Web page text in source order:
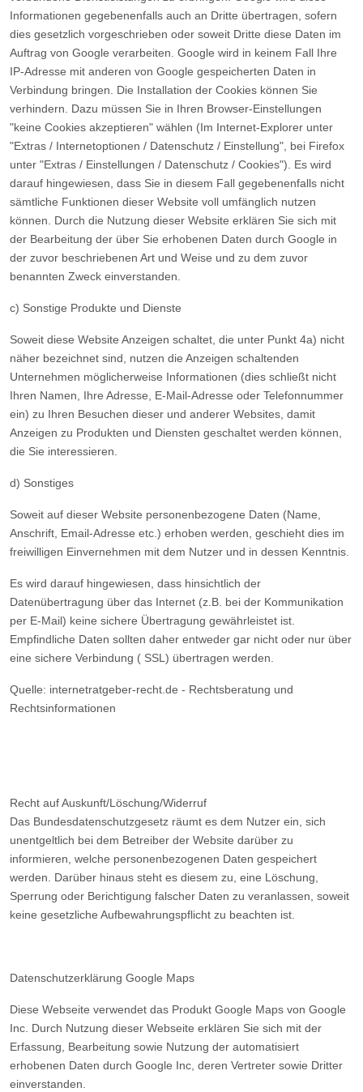
Informationen gegebenenfalls auch an Dritte übertragen, sofern
dies gesetzlich vorgeschrieben oder soweit Dritte diese Daten im
Auftrag von Google verarbeiten. Google wird in keinem Fall Ihre
IP-Adresse mit anderen von Google gespeicherten Daten in
Verbindung bringen. Die Installation der Cookies können Sie
verhindern. Dazu müssen Sie in Ihren Browser-Einstellungen
"keine Cookies akzeptieren" wählen (Im Internet-Explorer unter
"Extras / Internetoptionen / Datenschutz / Einstellung", bei Firefox
unter "Extras / Einstellungen / Datenschutz / Cookies"). Es wird
darauf hingewiesen, dass Sie in diesem Fall gegebenenfalls nicht
sämtliche Funktionen dieser Website voll umfänglich nutzen
können. Durch die Nutzung dieser Website erklären Sie sich mit
der Bearbeitung der über Sie erhobenen Daten durch Google in
der zuvor beschriebenen Art und Weise und zu dem zuvor
benannten Zweck einverstanden.
c) Sonstige Produkte und Dienste
Soweit diese Website Anzeigen schaltet, die unter Punkt 4a) nicht
näher bezeichnet sind, nutzen die Anzeigen schaltenden
Unternehmen möglicherweise Informationen (dies schließt nicht
Ihren Namen, Ihre Adresse, E-Mail-Adresse oder Telefonnummer
ein) zu Ihren Besuchen dieser und anderer Websites, damit
Anzeigen zu Produkten und Diensten geschaltet werden können,
die Sie interessieren.
d) Sonstiges
Soweit auf dieser Website personenbezogene Daten (Name,
Anschrift, Email-Adresse etc.) erhoben werden, geschieht dies im
freiwilligen Einvernehmen mit dem Nutzer und in dessen Kenntnis.
Es wird darauf hingewiesen, dass hinsichtlich der
Datenübertragung über das Internet (z.B. bei der Kommunikation
per E-Mail) keine sichere Übertragung gewährleistet ist.
Empfindliche Daten sollten daher entweder gar nicht oder nur über
eine sichere Verbindung ( SSL) übertragen werden.
Quelle: internetratgeber-recht.de - Rechtsberatung und
Rechtsinformationen
Recht auf Auskunft/Löschung/Widerruf
Das Bundesdatenschutzgesetz räumt es dem Nutzer ein, sich
unentgeltlich bei dem Betreiber der Website darüber zu
informieren, welche personenbezogenen Daten gespeichert
werden. Darüber hinaus steht es diesem zu, eine Löschung,
Sperrung oder Berichtigung falscher Daten zu veranlassen, soweit
keine gesetzliche Aufbewahrungspflicht zu beachten ist.
Datenschutzerklärung Google Maps
Diese Webseite verwendet das Produkt Google Maps von Google
Inc. Durch Nutzung dieser Webseite erklären Sie sich mit der
Erfassung, Bearbeitung sowie Nutzung der automatisiert
erhobenen Daten durch Google Inc, deren Vertreter sowie Dritter
einverstanden.